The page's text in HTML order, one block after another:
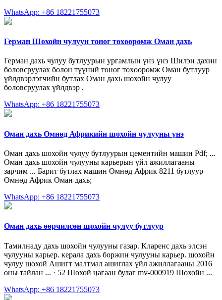
WhatsApp: +86 18221755073
Герман Шохойн чулуун тоног төхөөрөмж Оман дахь
Герман дахь чулуу бутлуурын ургамлын үнэ үнэ Шилэн дахин
боловсруулах болон түүний тоног төхөөрөмж Оман бутлуур
үйлдвэрлэгчийн бутлах Оман дахь шохойн чулуу
боловсруулах үйлдвэр .
WhatsApp: +86 18221755073
Оман дахь Өмнөд Африкийн шохойн чулууны үнэ
Оман дахь шохойн чулуу бутлуурын цементийн машин Pdf; ...
Оман дахь шохойн чулууны карьерын үйл ажиллагааны
зарчим ... Барит бутлах машин Өмнөд Африк 8211 бутлуур
Өмнөд Африк Оман дахь;
WhatsApp: +86 18221755073
Оман дахь өөрчилсөн шохойн чулуу бутлуур
Тамилнаду дахь шохойн чулууны газар. Кларенс дахь элсэн
чулууны карьер. керала дахь боржин чулууны карьер. шохойн
чулуу шохой Ашигт малтмал ашиглах үйл ажиллагааны 2016
оны тайлан ... · 52 Шохой цагаан булаг mv-000919 Шохойн ...
WhatsApp: +86 18221755073